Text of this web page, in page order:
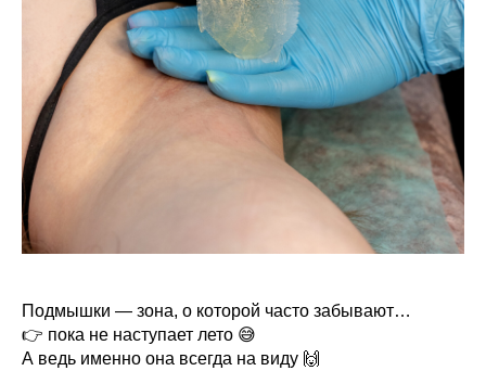
Подмышки — зона, о которой часто забывают…
👉 пока не наступает лето 😅
А ведь именно она всегда на виду 🙌